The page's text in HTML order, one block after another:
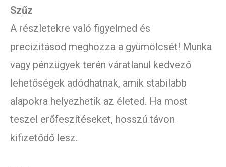
Szűz
A részletekre való figyelmed és
precizitásod meghozza a gyümölcsét! Munka
vagy pénzügyek terén váratlanul kedvező
lehetőségek adódhatnak, amik stabilabb
alapokra helyezhetik az életed. Ha most
teszel erőfeszítéseket, hosszú távon
kifizetődő lesz.